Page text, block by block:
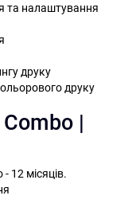
та налаштування
друку
друку
|
12 місяців.